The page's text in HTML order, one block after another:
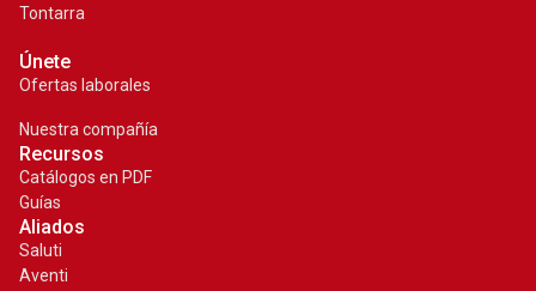
Tontarra
Únete
Ofertas laborales
Nuestra compañía
Recursos
Catálogos en PDF
Guías
Aliados
Saluti
Aventi